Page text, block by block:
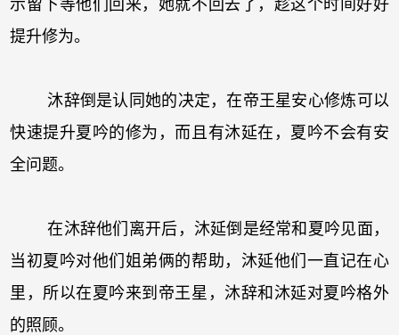
示留下等他们回来，她就不回去了，趁这个时间好好
提升修为。
沐辞倒是认同她的决定，在帝王星安心修炼可以
快速提升夏吟的修为，而且有沐延在，夏吟不会有安
全问题。
在沐辞他们离开后，沐延倒是经常和夏吟见面，
当初夏吟对他们姐弟俩的帮助，沐延他们一直记在心
里，所以在夏吟来到帝王星，沐辞和沐延对夏吟格外
的照顾。